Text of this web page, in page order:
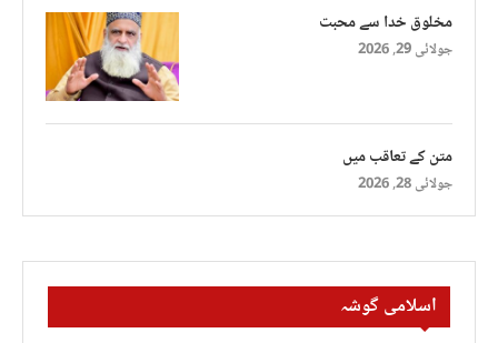
مخلوق خدا سے محبت
جولائی 29, 2026
متن کے تعاقب میں
جولائی 28, 2026
اسلامی گوشہ